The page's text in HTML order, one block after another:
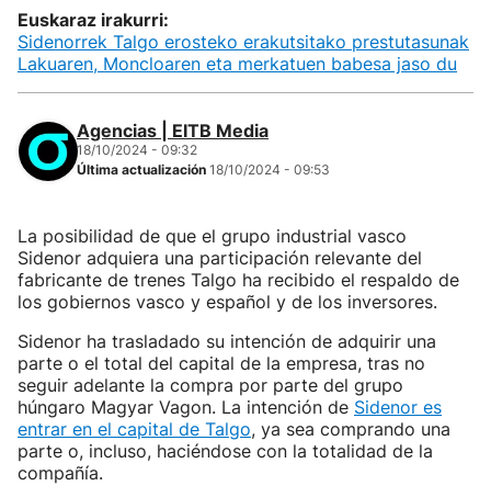
Euskaraz irakurri:
Sidenorrek Talgo erosteko erakutsitako prestutasunak
Lakuaren, Moncloaren eta merkatuen babesa jaso du
Agencias | EITB Media
18/10/2024 - 09:32
Última actualización 18/10/2024 - 09:53
La posibilidad de que el grupo industrial vasco
Sidenor adquiera una participación relevante del
fabricante de trenes Talgo ha recibido el respaldo de
los gobiernos vasco y español y de los inversores.
Sidenor ha trasladado su intención de adquirir una
parte o el total del capital de la empresa, tras no
seguir adelante la compra por parte del grupo
húngaro Magyar Vagon. La intención de Sidenor es
entrar en el capital de Talgo, ya sea comprando una
parte o, incluso, haciéndose con la totalidad de la
compañía.